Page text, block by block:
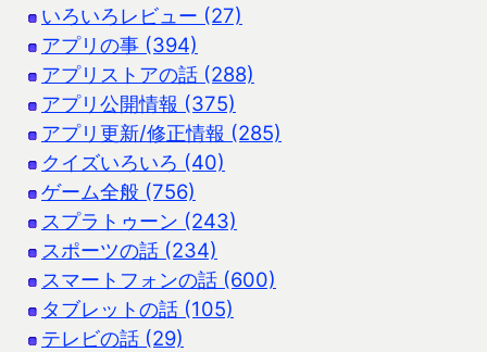
いろいろレビュー (27)
アプリの事 (394)
アプリストアの話 (288)
アプリ公開情報 (375)
アプリ更新/修正情報 (285)
クイズいろいろ (40)
ゲーム全般 (756)
スプラトゥーン (243)
スポーツの話 (234)
スマートフォンの話 (600)
タブレットの話 (105)
テレビの話 (29)